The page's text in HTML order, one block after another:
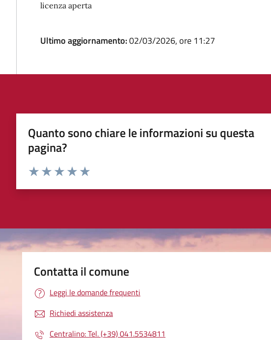
licenza aperta
Ultimo aggiornamento:02/03/2026, ore 11:27
Quanto sono chiare le informazioni su questa
pagina?
Contatta il comune
Leggi le domande frequenti
Richiedi assistenza
Centralino: Tel. (+39) 041.5534811